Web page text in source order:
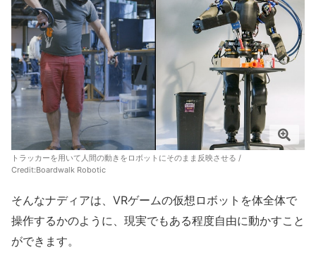
トラッカーを用いて人間の動きをロボットにそのまま反映させる /
Credit:Boardwalk Robotic
そんなナディアは、VRゲームの仮想ロボットを体全体で
操作するかのように、現実でもある程度自由に動かすこと
ができます。